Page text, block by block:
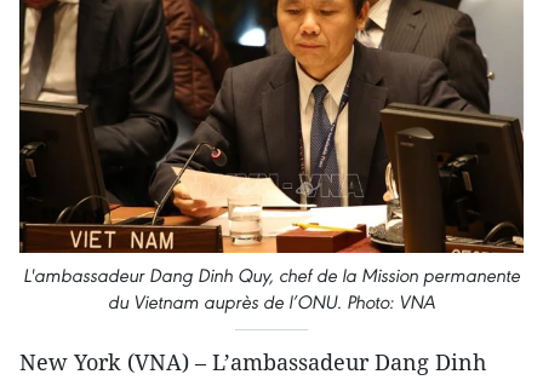
L'ambassadeur Dang Dinh Quy, chef de la Mission permanente
du Vietnam auprès de l’ONU. Photo: VNA
New York (VNA) – L’ambassadeur Dang Dinh